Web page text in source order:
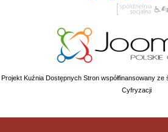
Projekt Kuźnia Dostępnych Stron współfinansowany ze
Cyfryzacji